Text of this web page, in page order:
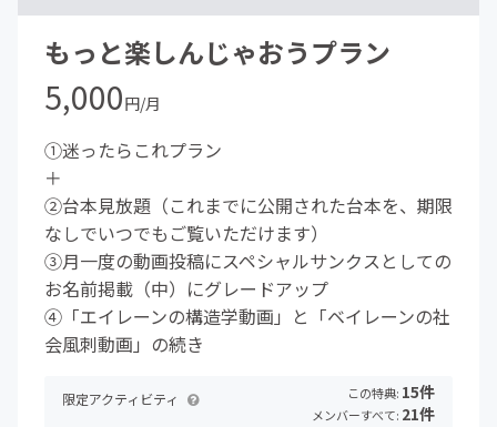
もっと楽しんじゃおうプラン
5,000円/月
①迷ったらこれプラン
＋
②台本見放題（これまでに公開された台本を、期限
なしでいつでもご覧いただけます）
③月一度の動画投稿にスペシャルサンクスとしての
お名前掲載（中）にグレードアップ
④「エイレーンの構造学動画」と「ベイレーンの社
会風刺動画」の続き
限定アクティビティ この特典: 15件
メンバーすべて: 21件